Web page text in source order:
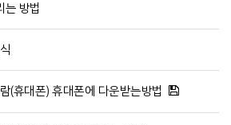
는 방법
(휴대폰) 휴대폰에 다운받는방법